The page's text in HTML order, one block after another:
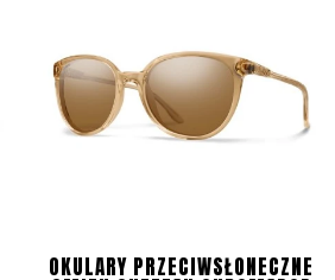
OKULARY PRZECIWSŁONECZNE